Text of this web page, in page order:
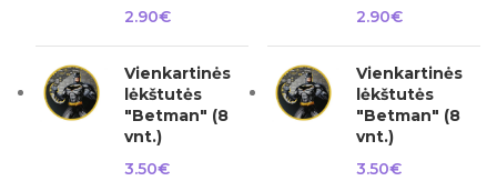
2.90€
Vienkartinės
lėkštutės
"Betman" (8
vnt.)
3.50€
2.90€
Vienkartinės
lėkštutės
"Betman" (8
vnt.)
3.50€